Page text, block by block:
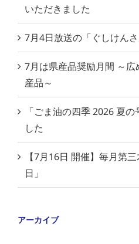
いただきました
7月4日放送の「ぐしけん
7月は県産品奨励月間 ～
産品～
「ごま油の四季 2026 夏
した
【7月16日 開催】毎月第
日」
アーカイブ